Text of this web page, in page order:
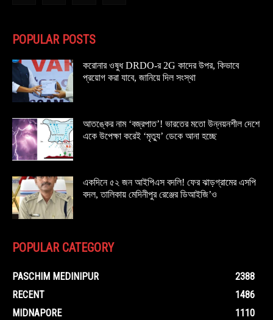
POPULAR POSTS
করোনার ওষুধ DRDO-র 2G কাদের উপর, কিভাবে
প্রয়োগ করা যাবে, জানিয়ে দিল সংস্থা
আতঙ্কের নাম ‘বজ্রপাত’! ভারতের মতো উন্নয়নশীল দেশে
একে উপেক্ষা করেই ‘মৃত্যু’ ডেকে আনা হচ্ছে
একদিনে ৫২ জন আইপিএস বদলি! ফের ঝাড়গ্রামের এসপি
বদল, তালিকায় মেদিনীপুর রেঞ্জের ডিআইজি’ও
POPULAR CATEGORY
PASCHIM MEDINIPUR
2388
RECENT
1486
MIDNAPORE
1110